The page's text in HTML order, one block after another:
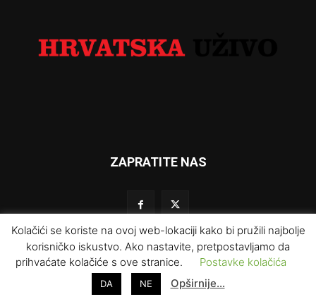
ZAPRATITE NAS
Kontakt O nama
Prodaja i marketing
Redakcija Pravila privatnosti
Kolačići se koriste na ovoj web-lokaciji kako bi pružili najbolje
korisničko iskustvo. Ako nastavite, pretpostavljamo da
prihvaćate kolačiće s ove stranice.
Postavke kolačića
DA NE Opširnije…